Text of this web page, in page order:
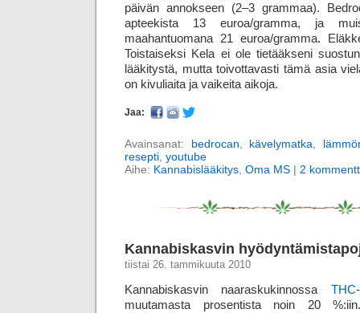
päivän annokseen (2–3 grammaa).
apteekista 13 euroa/gramma, ja
maahantuomana 21 euroa/gramma.
Toistaiseksi Kela ei ole tietääkseni
lääkitystä, mutta toivottavasti tämä asia
on kivuliaita ja vaikeita aikoja.
Jaa:
Avainsanat: bedrocan, kävelymatka,
resepti, youtube
Aihe: Kannabislääkitys, Oma MS | 2
Kannabiskasvin
tiistai 26. tammikuuta 2010
Kannabiskasvin naaraskukinnossa THC
muutamasta prosentista noin 20